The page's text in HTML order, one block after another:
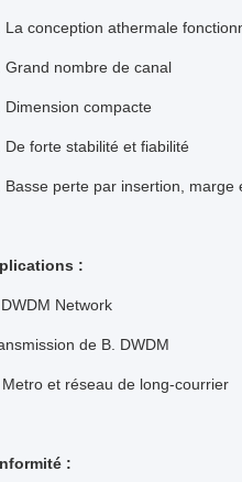
La conception athermale
Grand nombre de canal
Dimension compacte
De forte stabilité et fiabilité
Basse perte par insertion,
:
DWDM Network
de B. DWDM
Metro et réseau de long-courrier
: